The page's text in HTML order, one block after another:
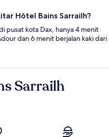
Hôtel Bains Sarrailh?
pusat kota Dax, hanya 4 menit
dan 6 menit berjalan kaki dari
Sarrailh